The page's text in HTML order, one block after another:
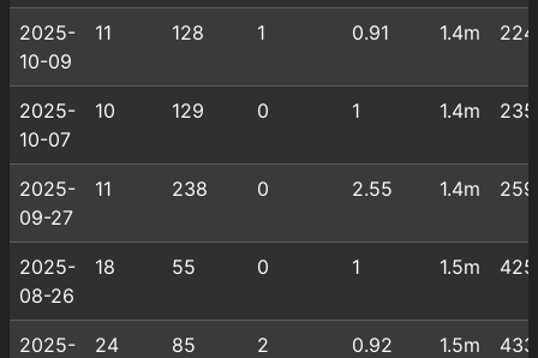
2025-
10-09
11 128 1 0.91 1.4m
2025-
10-07
10 129 0 1 1.4m
2025-
09-27
11 238 0 2.55 1.4m
2025-
08-26
18 55 0 1 1.5m
2025-
24 85 2 0.92 1.5m